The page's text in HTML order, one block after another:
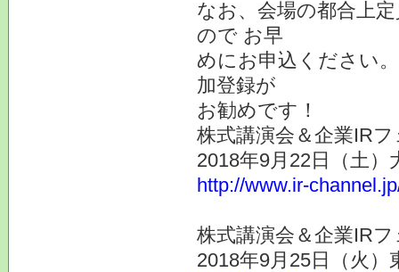
なお、会場の都合上
ので お早
めにお申込ください
加登録が
お勧めです！
株式講演会＆企業IR
2018年9月22日（土
http://www.ir-
株式講演会＆企業IR
2018年9月25日（火